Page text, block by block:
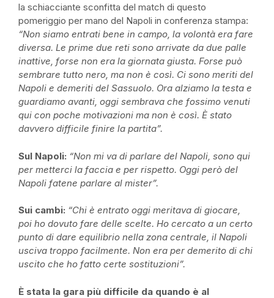
la schiacciante sconfitta del match di questo
pomeriggio per mano del Napoli in conferenza stampa:
“Non siamo entrati bene in campo, la volontà era fare
diversa. Le prime due reti sono arrivate da due palle
inattive, forse non era la giornata giusta. Forse può
sembrare tutto nero, ma non è così. Ci sono meriti del
Napoli e demeriti del Sassuolo. Ora alziamo la testa e
guardiamo avanti, oggi sembrava che fossimo venuti
qui con poche motivazioni ma non è così. È stato
davvero difficile finire la partita”.
Sul Napoli: “Non mi va di parlare del Napoli, sono qui
per metterci la faccia e per rispetto. Oggi però del
Napoli fatene parlare al mister”.
Sui cambi: “Chi è entrato oggi meritava di giocare,
poi ho dovuto fare delle scelte. Ho cercato a un certo
punto di dare equilibrio nella zona centrale, il Napoli
usciva troppo facilmente. Non era per demerito di chi
uscito che ho fatto certe sostituzioni”.
È stata la gara più difficile da quando è al